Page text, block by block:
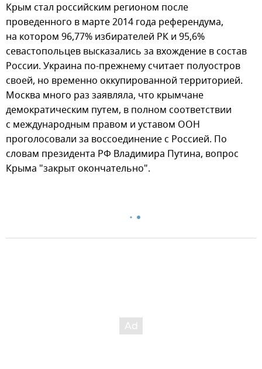
Крым стал российским регионом после
проведенного в марте 2014 года референдума,
на котором 96,77% избирателей РК и 95,6%
севастопольцев высказались за вхождение в состав
России. Украина по-прежнему считает полуостров
своей, но временно оккупированной территорией.
Москва много раз заявляла, что крымчане
демократическим путем, в полном соответствии
с международным правом и уставом ООН
проголосовали за воссоединение с Россией. По
словам президента РФ Владимира Путина, вопрос
Крыма "закрыт окончательно".